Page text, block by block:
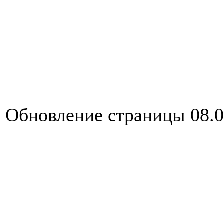
Обновление страницы